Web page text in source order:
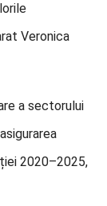
Veronica
a sectorului
2020–2025,